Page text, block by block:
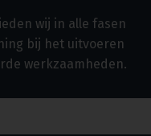
wij in alle fasen
bij het uitvoeren
werkzaamheden.